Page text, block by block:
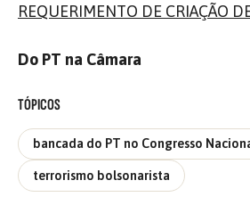
REQUERIMENTO DE CRIAÇÃO
Do PT na Câmara
TÓPICOS
bancada do PT no Congresso
terrorismo bolsonarista